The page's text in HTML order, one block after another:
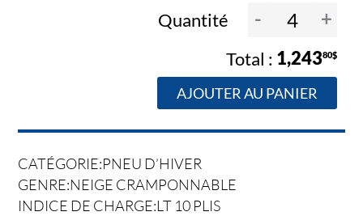
Quantité - +
1,24380$
AJOUTER AU PANIER
CATÉGORIE:PNEU D’HIVER
GENRE:NEIGE CRAMPONNABLE
INDICE DE CHARGE:LT 10 PLIS